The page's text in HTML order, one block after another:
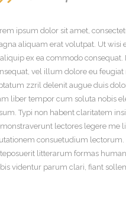
ipsum dolor sit amet,
aliquam erat volutpat. Ut wisi
ex ea commodo
vel illum dolore eu
zzril delenit augue duis
liber tempor cum soluta nobis
Typi non habent claritatem
lectores legere me
consuetudium
litterarum formas
videntur parum clari, fiant